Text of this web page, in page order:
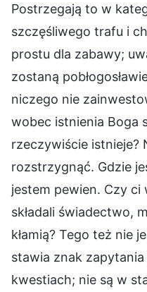
Postrzegają to w
szczęśliwego trafu i
prostu dla zabawy;
zostaną
niczego nie
wobec istnienia Boga
rzeczywiście istnieje?
rozstrzygnąć. Gdzie
jestem pewien. Czy
składali świadectwo,
kłamią? Tego też nie
stawia znak
kwestiach; nie są w